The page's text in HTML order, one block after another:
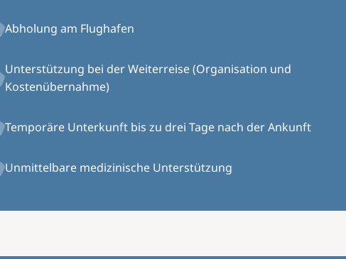
Abholung am Flughafen
Unterstützung bei der Weiterreise (Organisation und
Kostenübernahme)
Temporäre Unterkunft bis zu drei Tage nach der Ankunft
Unmittelbare medizinische Unterstützung